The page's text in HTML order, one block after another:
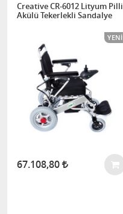
Creative CR-6012 Lityum Pilli
Akülü Tekerlekli Sandalye
YENI
67.108,80